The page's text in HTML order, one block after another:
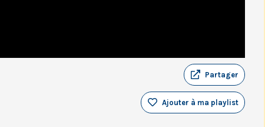
Partager
Ajouter à ma playlist